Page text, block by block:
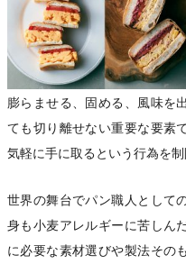
膨らませる、固める、風味を
ても切り離せない重要な要素
気軽に手に取るという行為を
世界の舞台でパン職人として
身も小麦アレルギーに苦しん
に必要な素材選びや製法その